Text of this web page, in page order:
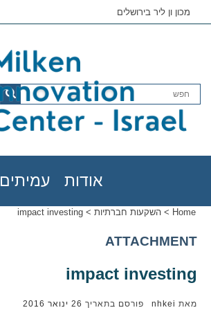
מכון ון ליר בירושלים
אודות עמיתים
Home
> השקעות חברתיות >
impact investing
ATTACHMENT
impact investing
מאת nhkei פורסם בתאריך 26 ינואר 2016